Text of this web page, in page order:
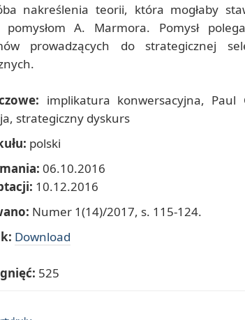
nakreślenia teorii, która mogłaby
pomysłom A. Marmora. Pomysł
prowadzących do strategicznej
implikatura konwersacyjna, Paul
strategiczny dyskurs
polski
06.10.2016
10.12.2016
Numer 1(14)/2017, s. 115-124.
Download
525